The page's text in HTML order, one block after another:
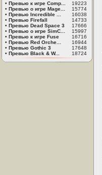
• Превью к игре Comp...
19223
• Превью о игре Mage...
15774
• Превью Incredible ...
16038
• Превью Firefall
14733
• Превью Dead Space 3
17666
• Превью о игре SimC...
15997
• Превью к игре Fuse
16716
• Превью Red Orche...
16944
• Превью Gothic 3
17648
• Превью Black & W... 18724